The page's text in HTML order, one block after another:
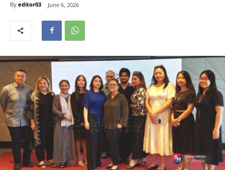
By editor03 June 6, 2026